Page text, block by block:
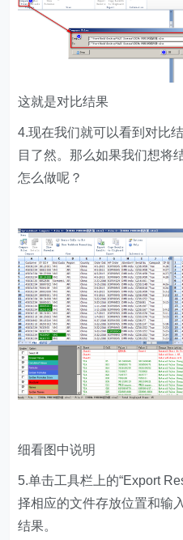
这就是对比结果
4.现在我们就可以看到对比
目了然。那么如果我们想将
怎么做呢？
细看图中说明
5.单击工具栏上的“Export
择相应的文件存放位置和输
结果。